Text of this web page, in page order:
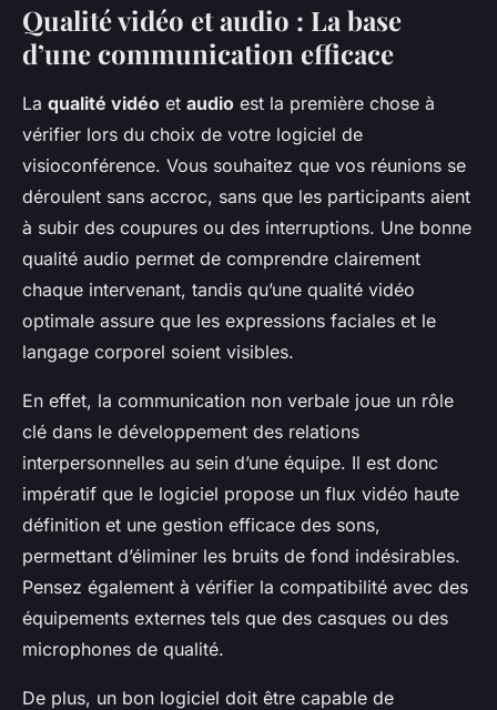
Qualité vidéo et audio : La base
d’une communication efficace
La qualité vidéo et audio est la première chose à
vérifier lors du choix de votre logiciel de
visioconférence. Vous souhaitez que vos réunions se
déroulent sans accroc, sans que les participants aient
à subir des coupures ou des interruptions. Une bonne
qualité audio permet de comprendre clairement
chaque intervenant, tandis qu’une qualité vidéo
optimale assure que les expressions faciales et le
langage corporel soient visibles.
En effet, la communication non verbale joue un rôle
clé dans le développement des relations
interpersonnelles au sein d’une équipe. Il est donc
impératif que le logiciel propose un flux vidéo haute
définition et une gestion efficace des sons,
permettant d’éliminer les bruits de fond indésirables.
Pensez également à vérifier la compatibilité avec des
équipements externes tels que des casques ou des
microphones de qualité.
De plus, un bon logiciel doit être capable de